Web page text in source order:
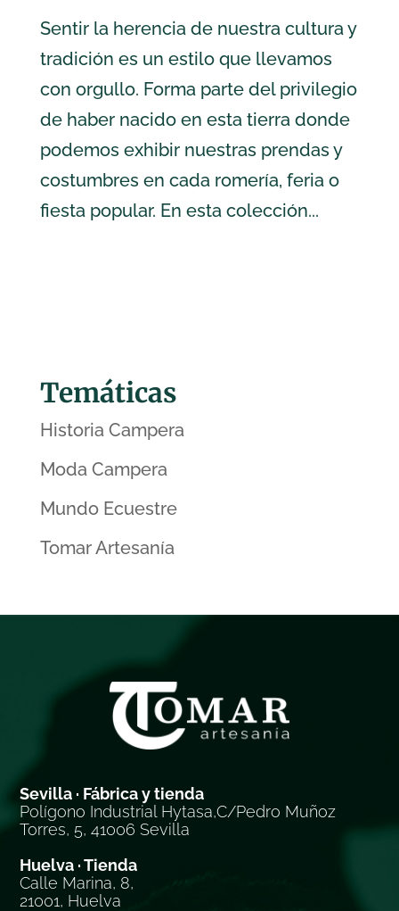
Sentir la herencia de nuestra cultura y
tradición es un estilo que llevamos
con orgullo. Forma parte del privilegio
de haber nacido en esta tierra donde
podemos exhibir nuestras prendas y
costumbres en cada romería, feria o
fiesta popular. En esta colección...
Temáticas
Historia Campera
Moda Campera
Mundo Ecuestre
Tomar Artesanía
Sevilla · Fábrica y tienda
Polígono Industrial Hytasa,C/Pedro Muñoz
Torres, 5, 41006 Sevilla
Huelva · Tienda
Calle Marina, 8,
21001, Huelva